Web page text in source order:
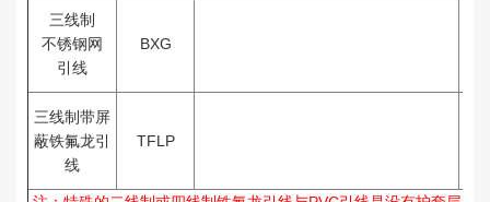
三线制
不锈钢网
引线
BXG
三线制带屏
蔽铁氟龙引
线
TFLP